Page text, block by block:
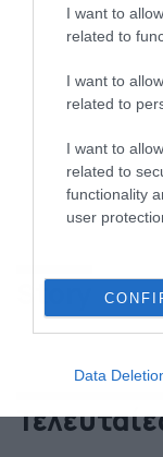
I want to
related to
I want to
related to
I want to
related to
functionality
user
Data
Story